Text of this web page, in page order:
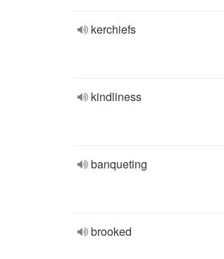
kerchiefs
kindliness
banqueting
brooked